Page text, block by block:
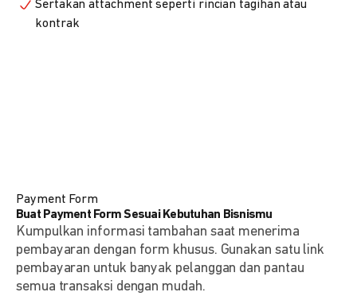
Sertakan attachment seperti rincian tagihan atau
kontrak
Payment Form
Buat Payment Form Sesuai Kebutuhan Bisnismu
Kumpulkan informasi tambahan saat menerima
pembayaran dengan form khusus. Gunakan satu link
pembayaran untuk banyak pelanggan dan pantau
semua transaksi dengan mudah.